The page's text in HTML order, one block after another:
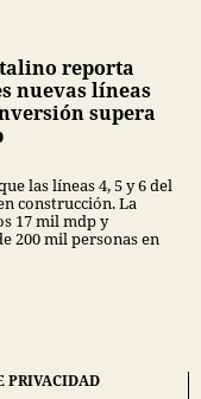
reporta
nuevas líneas
supera
las líneas 4, 5 y 6 del
construcción. La
17 mil mdp y
200 mil personas en
PRIVACIDAD